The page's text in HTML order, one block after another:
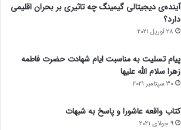
آینده‌ی دیجیتالی گیمینگ چه تاثیری بر بحران اقلیمی
دارد؟
28 آوریل 2021
پیام تسلیت به مناسبت ایام شهادت حضرت فاطمه
زهرا سلام الله علیها
30 سپتامبر 2021
کتاب واقعه عاشورا و پاسخ به شبهات
9 جولای 2021